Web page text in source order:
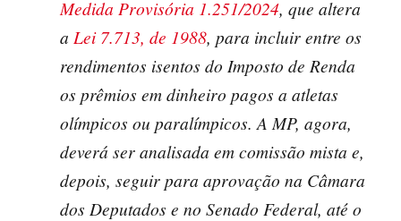
Medida Provisória 1.251/2024, que altera
a Lei 7.713, de 1988, para incluir entre os
rendimentos isentos do Imposto de Renda
os prêmios em dinheiro pagos a atletas
olímpicos ou paralímpicos. A MP, agora,
deverá ser analisada em comissão mista e,
depois, seguir para aprovação na Câmara
dos Deputados e no Senado Federal, até o